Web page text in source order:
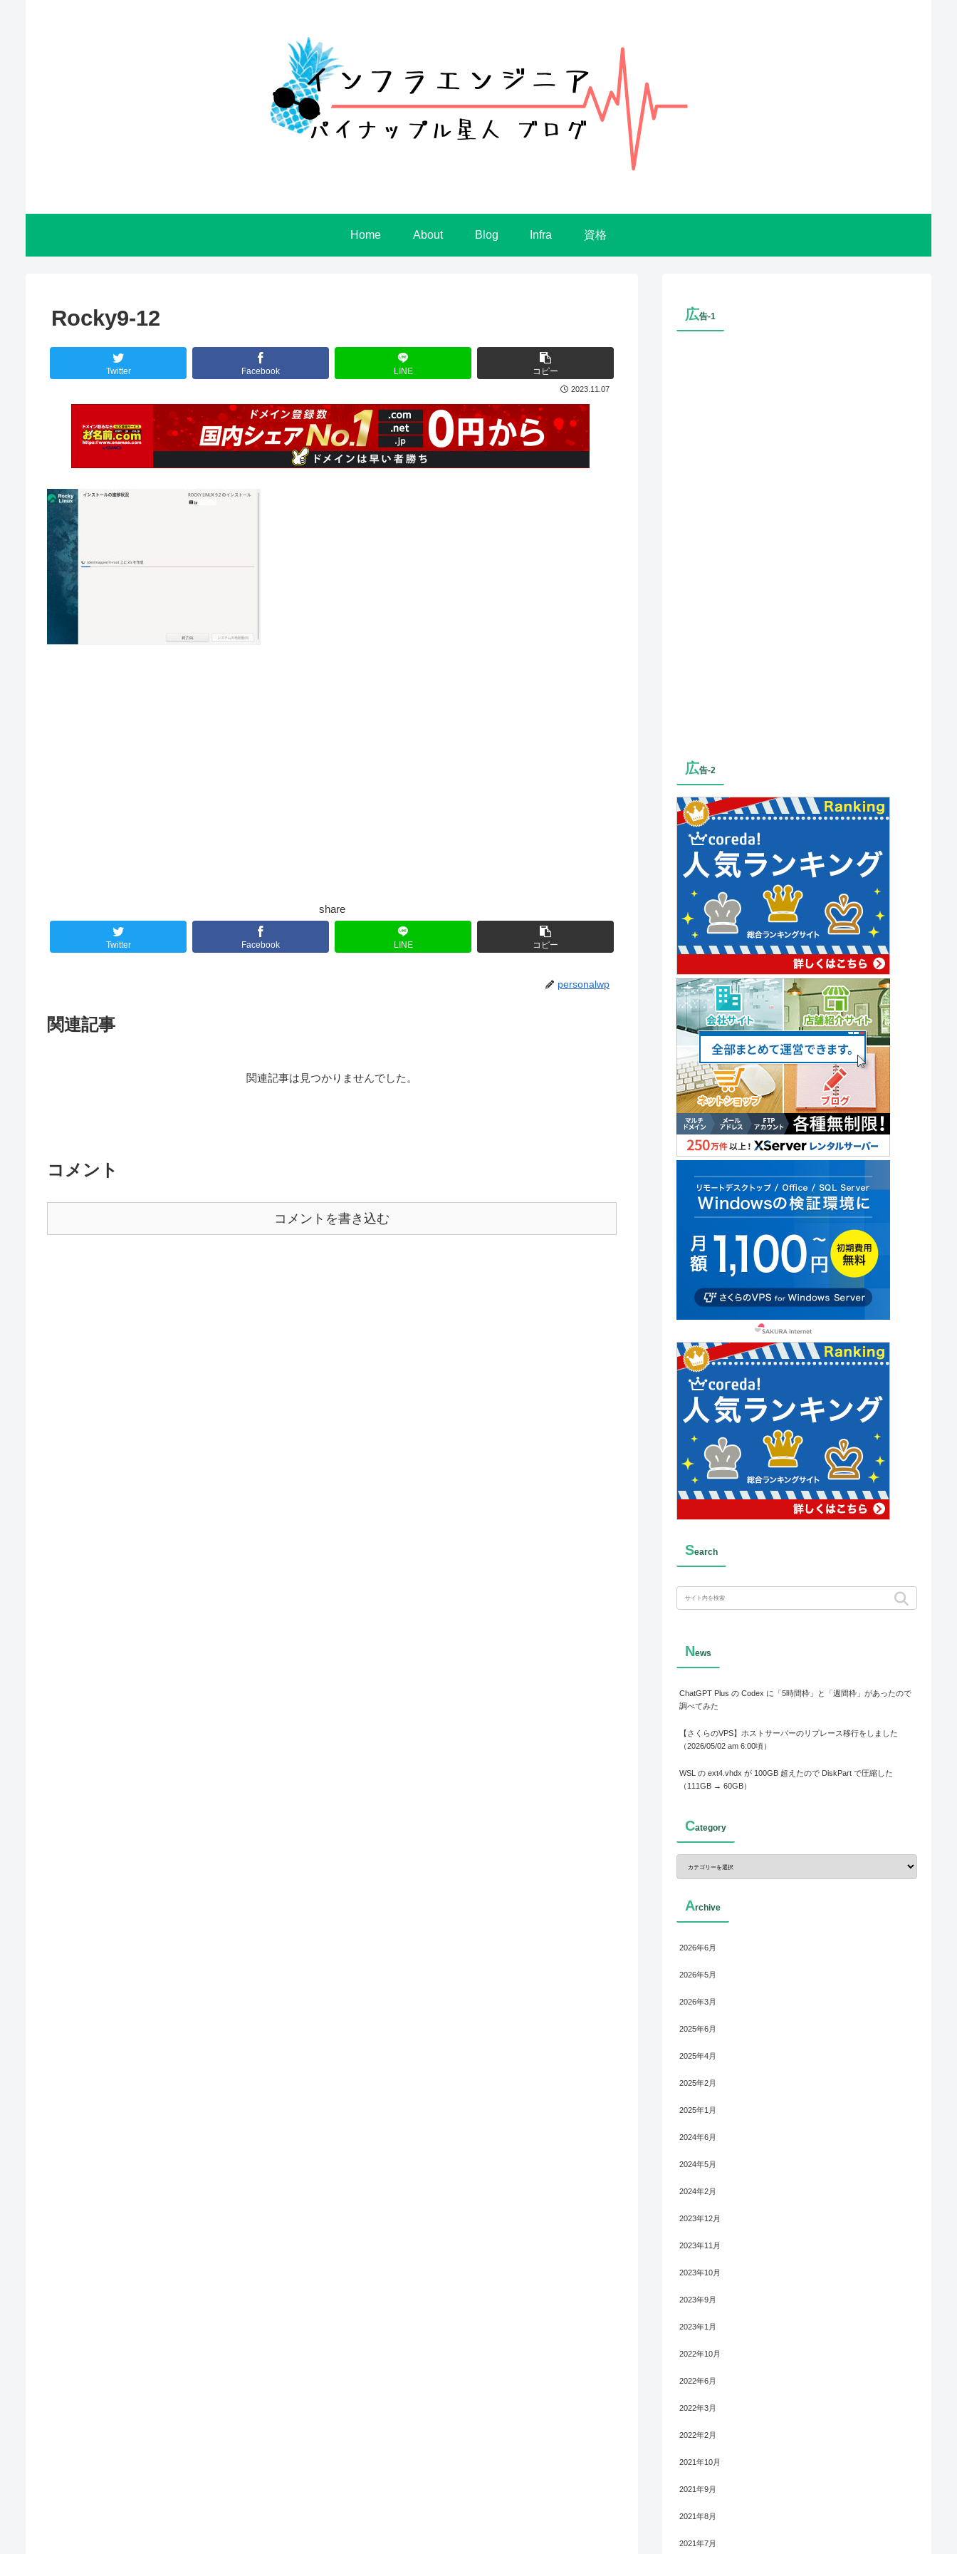
Home About Blog Infra 資格
Rocky9-12
Twitter Facebook LINE コピー
2023.11.07
share
Twitter Facebook LINE コピー
personalwp
関連記事
関連記事は見つかりませんでした。
コメント
コメントを書き込む
広告-1
広告-2
Search
News
ChatGPT Plus の Codex に「5時間枠」と「週間枠」があったので
調べてみた
【さくらのVPS】ホストサーバーのリプレース移行をしました
（2026/05/02 am 6:00頃）
WSL の ext4.vhdx が 100GB 超えたので DiskPart で圧縮した
（111GB → 60GB）
Category
Archive
2026年6月
2026年5月
2026年3月
2025年6月
2025年4月
2025年2月
2025年1月
2024年6月
2024年5月
2024年2月
2023年12月
2023年11月
2023年10月
2023年9月
2023年1月
2022年10月
2022年6月
2022年3月
2022年2月
2021年10月
2021年9月
2021年8月
2021年7月